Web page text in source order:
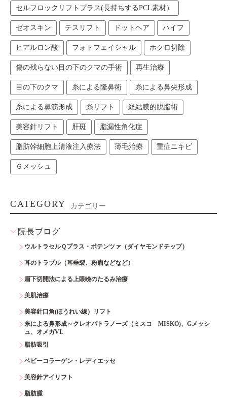
セルフロックリフトプラス(長持ちするPCL素材）
ゼオスキン テスリフト ドットヘア ハイフ
ヒアルロン酸 フォトフェイシャル ホクロ切除
傷の残らない目の下のクマの手術 再生治療
目の下のクマ 糸による隆鼻術 糸による鼻尖形成
糸による鼻筋形成 糸リフト 経結膜的脱脂術
美容針リフト 肝斑 脂漏性角化症
脂肪幹細胞上清液注入療法 薄毛治療 重症ニキビ
Ｇメッシュ
CATEGORY カテゴリー
院長ブログ
ウルトラセルＱプラス・ポテンツァ（ダイヤモンドチップ）
耳のトラブル（耳垂裂、粉瘤などなど）
眉下切開法による上眼瞼のたるみ治療
美肌治療
美容針口角(ほうれい線）リフト
糸による鼻形成～クレオパトラノーズ（ミスコ MISKO)、Gメッシ
ュ、オメガVL
脂肪吸引
ベビーコラーゲン・レディエッセ
美容針アイリフト
脂肪腫